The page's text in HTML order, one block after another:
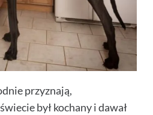
przyznają,
był kochany i dawał